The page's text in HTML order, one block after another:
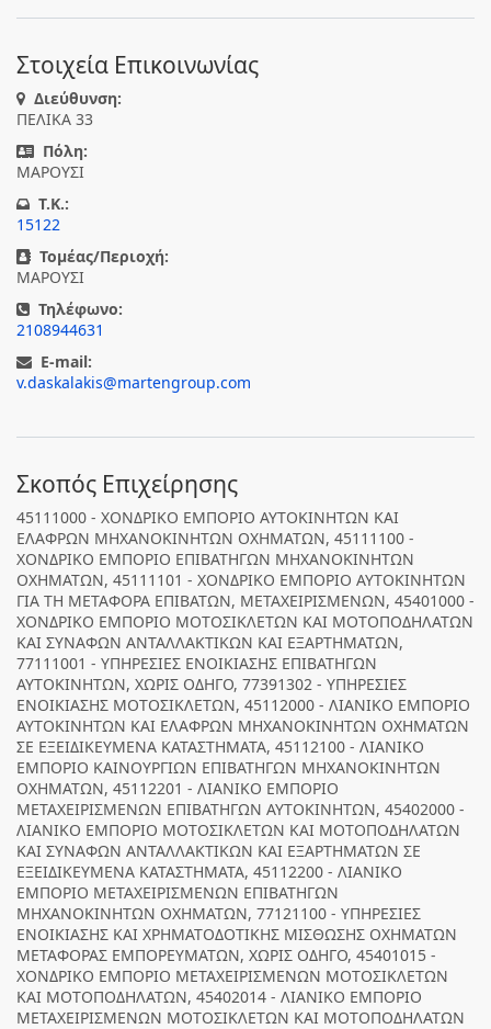
Στοιχεία Επικοινωνίας
Διεύθυνση:
ΠΕΛΙΚΑ 33
Πόλη:
ΜΑΡΟΥΣΙ
T.K.:
15122
Τομέας/Περιοχή:
ΜΑΡΟΥΣΙ
Τηλέφωνο:
2108944631
E-mail:
v.daskalakis@martengroup.com
Σκοπός Επιχείρησης
45111000 - ΧΟΝΔΡΙΚΟ ΕΜΠΟΡΙΟ ΑΥΤΟΚΙΝΗΤΩΝ ΚΑΙ
ΕΛΑΦΡΩΝ ΜΗΧΑΝΟΚΙΝΗΤΩΝ ΟΧΗΜΑΤΩΝ, 45111100 -
ΧΟΝΔΡΙΚΟ ΕΜΠΟΡΙΟ ΕΠΙΒΑΤΗΓΩΝ ΜΗΧΑΝΟΚΙΝΗΤΩΝ
ΟΧΗΜΑΤΩΝ, 45111101 - ΧΟΝΔΡΙΚΟ ΕΜΠΟΡΙΟ ΑΥΤΟΚΙΝΗΤΩΝ
ΓΙΑ ΤΗ ΜΕΤΑΦΟΡΑ ΕΠΙΒΑΤΩΝ, ΜΕΤΑΧΕΙΡΙΣΜΕΝΩΝ, 45401000 -
ΧΟΝΔΡΙΚΟ ΕΜΠΟΡΙΟ ΜΟΤΟΣΙΚΛΕΤΩΝ ΚΑΙ ΜΟΤΟΠΟΔΗΛΑΤΩΝ
ΚΑΙ ΣΥΝΑΦΩΝ ΑΝΤΑΛΛΑΚΤΙΚΩΝ ΚΑΙ ΕΞΑΡΤΗΜΑΤΩΝ,
77111001 - ΥΠΗΡΕΣΙΕΣ ΕΝΟΙΚΙΑΣΗΣ ΕΠΙΒΑΤΗΓΩΝ
ΑΥΤΟΚΙΝΗΤΩΝ, ΧΩΡΙΣ ΟΔΗΓΟ, 77391302 - ΥΠΗΡΕΣΙΕΣ
ΕΝΟΙΚΙΑΣΗΣ ΜΟΤΟΣΙΚΛΕΤΩΝ, 45112000 - ΛΙΑΝΙΚΟ ΕΜΠΟΡΙΟ
ΑΥΤΟΚΙΝΗΤΩΝ ΚΑΙ ΕΛΑΦΡΩΝ ΜΗΧΑΝΟΚΙΝΗΤΩΝ ΟΧΗΜΑΤΩΝ
ΣΕ ΕΞΕΙΔΙΚΕΥΜΕΝΑ ΚΑΤΑΣΤΗΜΑΤΑ, 45112100 - ΛΙΑΝΙΚΟ
ΕΜΠΟΡΙΟ ΚΑΙΝΟΥΡΓΙΩΝ ΕΠΙΒΑΤΗΓΩΝ ΜΗΧΑΝΟΚΙΝΗΤΩΝ
ΟΧΗΜΑΤΩΝ, 45112201 - ΛΙΑΝΙΚΟ ΕΜΠΟΡΙΟ
ΜΕΤΑΧΕΙΡΙΣΜΕΝΩΝ ΕΠΙΒΑΤΗΓΩΝ ΑΥΤΟΚΙΝΗΤΩΝ, 45402000 -
ΛΙΑΝΙΚΟ ΕΜΠΟΡΙΟ ΜΟΤΟΣΙΚΛΕΤΩΝ ΚΑΙ ΜΟΤΟΠΟΔΗΛΑΤΩΝ
ΚΑΙ ΣΥΝΑΦΩΝ ΑΝΤΑΛΛΑΚΤΙΚΩΝ ΚΑΙ ΕΞΑΡΤΗΜΑΤΩΝ ΣΕ
ΕΞΕΙΔΙΚΕΥΜΕΝΑ ΚΑΤΑΣΤΗΜΑΤΑ, 45112200 - ΛΙΑΝΙΚΟ
ΕΜΠΟΡΙΟ ΜΕΤΑΧΕΙΡΙΣΜΕΝΩΝ ΕΠΙΒΑΤΗΓΩΝ
ΜΗΧΑΝΟΚΙΝΗΤΩΝ ΟΧΗΜΑΤΩΝ, 77121100 - ΥΠΗΡΕΣΙΕΣ
ΕΝΟΙΚΙΑΣΗΣ ΚΑΙ ΧΡΗΜΑΤΟΔΟΤΙΚΗΣ ΜΙΣΘΩΣΗΣ ΟΧΗΜΑΤΩΝ
ΜΕΤΑΦΟΡΑΣ ΕΜΠΟΡΕΥΜΑΤΩΝ, ΧΩΡΙΣ ΟΔΗΓΟ, 45401015 -
ΧΟΝΔΡΙΚΟ ΕΜΠΟΡΙΟ ΜΕΤΑΧΕΙΡΙΣΜΕΝΩΝ ΜΟΤΟΣΙΚΛΕΤΩΝ
ΚΑΙ ΜΟΤΟΠΟΔΗΛΑΤΩΝ, 45402014 - ΛΙΑΝΙΚΟ ΕΜΠΟΡΙΟ
ΜΕΤΑΧΕΙΡΙΣΜΕΝΩΝ ΜΟΤΟΣΙΚΛΕΤΩΝ ΚΑΙ ΜΟΤΟΠΟΔΗΛΑΤΩΝ